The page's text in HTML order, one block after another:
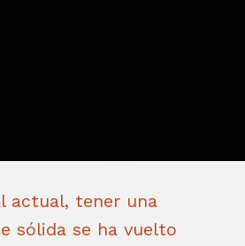
actual, tener una
sólida se ha vuelto